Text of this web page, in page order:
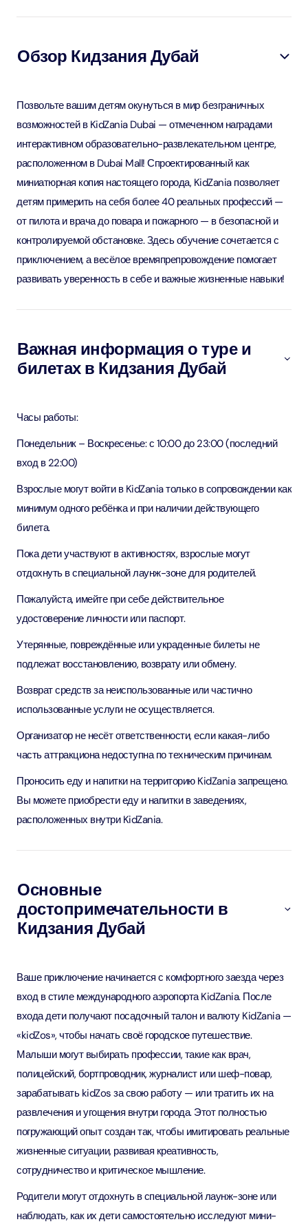
Обзор Кидзания Дубай
Позвольте вашим детям окунуться в мир безграничных
возможностей в KidZania Dubai — отмеченном наградами
интерактивном образовательно-развлекательном центре,
расположенном в Dubai Mall! Спроектированный как
миниатюрная копия настоящего города, KidZania позволяет
детям примерить на себя более 40 реальных профессий —
от пилота и врача до повара и пожарного — в безопасной и
контролируемой обстановке. Здесь обучение сочетается с
приключением, а весёлое времяпрепровождение помогает
развивать уверенность в себе и важные жизненные навыки!
Важная информация о туре и
билетах в Кидзания Дубай
Часы работы:
Понедельник – Воскресенье: с 10:00 до 23:00 (последний
вход в 22:00)
Взрослые могут войти в KidZania только в сопровождении как
минимум одного ребёнка и при наличии действующего
билета.
Пока дети участвуют в активностях, взрослые могут
отдохнуть в специальной лаунж-зоне для родителей.
Пожалуйста, имейте при себе действительное
удостоверение личности или паспорт.
Утерянные, повреждённые или украденные билеты не
подлежат восстановлению, возврату или обмену.
Возврат средств за неиспользованные или частично
использованные услуги не осуществляется.
Организатор не несёт ответственности, если какая-либо
часть аттракциона недоступна по техническим причинам.
Проносить еду и напитки на территорию KidZania запрещено.
Вы можете приобрести еду и напитки в заведениях,
расположенных внутри KidZania.
Основные
достопримечательности в
Кидзания Дубай
Ваше приключение начинается с комфортного заезда через
вход в стиле международного аэропорта KidZania. После
входа дети получают посадочный талон и валюту KidZania —
«kidZos», чтобы начать своё городское путешествие.
Малыши могут выбирать профессии, такие как врач,
полицейский, бортпроводник, журналист или шеф-повар,
зарабатывать kidZos за свою работу — или тратить их на
развлечения и угощения внутри города. Этот полностью
погружающий опыт создан так, чтобы имитировать реальные
жизненные ситуации, развивая креативность,
сотрудничество и критическое мышление.
Родители могут отдохнуть в специальной лаунж-зоне или
наблюдать, как их дети самостоятельно исследуют мини-